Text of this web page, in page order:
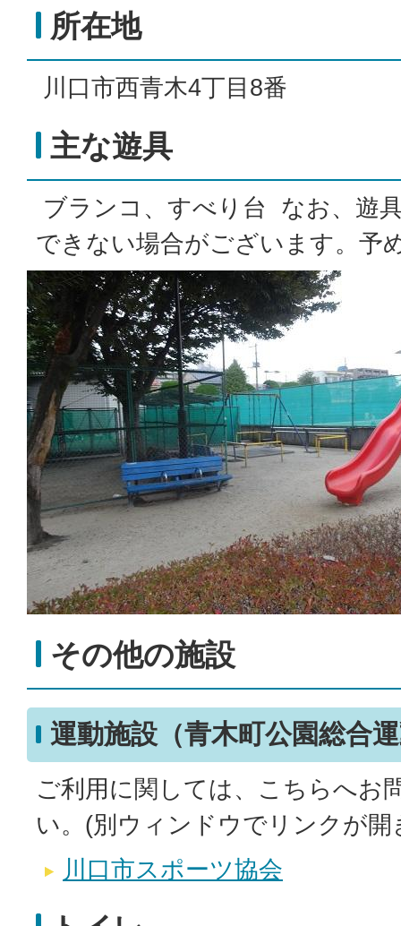
所在地
川口市西青木4丁目8番
主な遊具
ブランコ、すべり台 なお、遊
できない場合がございます。予
その他の施設
運動施設（青木町公園総合
ご利用に関しては、こちらへお
い。(別ウィンドウでリンクが開
川口市スポーツ協会